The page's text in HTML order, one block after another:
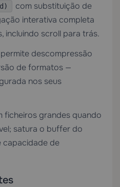
com substituição de
interativa completa
incluindo scroll para trás.
permite descompressão
de formatos —
nos seus
ficheiros grandes quando
satura o buffer do
capacidade de